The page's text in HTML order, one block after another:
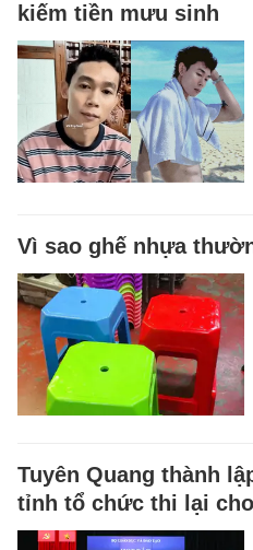
kiếm tiền mưu sinh
Vì sao ghế nhựa
Tuyên Quang thành
tỉnh tổ chức thi lại